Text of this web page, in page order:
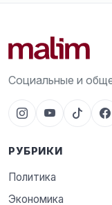
Социальные и
РУБРИКИ
Политика
Экономика